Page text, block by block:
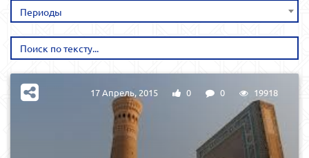
Периоды
17 Апрель, 2015 0 0 19918